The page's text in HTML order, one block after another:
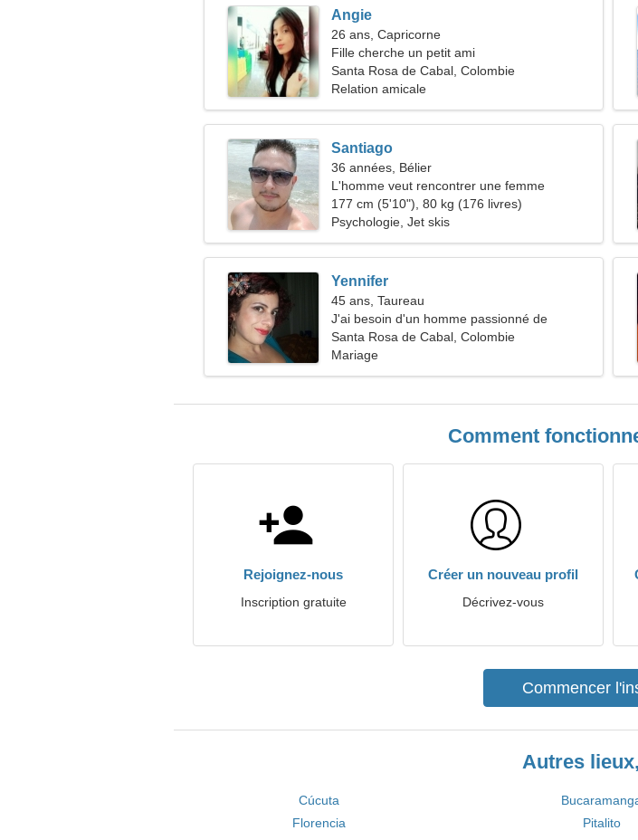
Angie
26 ans, Capricorne
Fille cherche un petit ami
Santa Rosa de Cabal, Colombie
Relation amicale
Santiago
36 années, Bélier
L'homme veut rencontrer une femme
177 cm (5'10"), 80 kg (176 livres)
Psychologie, Jet skis
Yennifer
45 ans, Taureau
J'ai besoin d'un homme passionné de
rencontres
Santa Rosa de Cabal, Colombie
Mariage
Comment
Rejoignez-nous
Inscription gratuite
Créer un nouveau profil
Décrivez-vous
Commencer
Autres
Cúcuta
Florencia
Pitalito